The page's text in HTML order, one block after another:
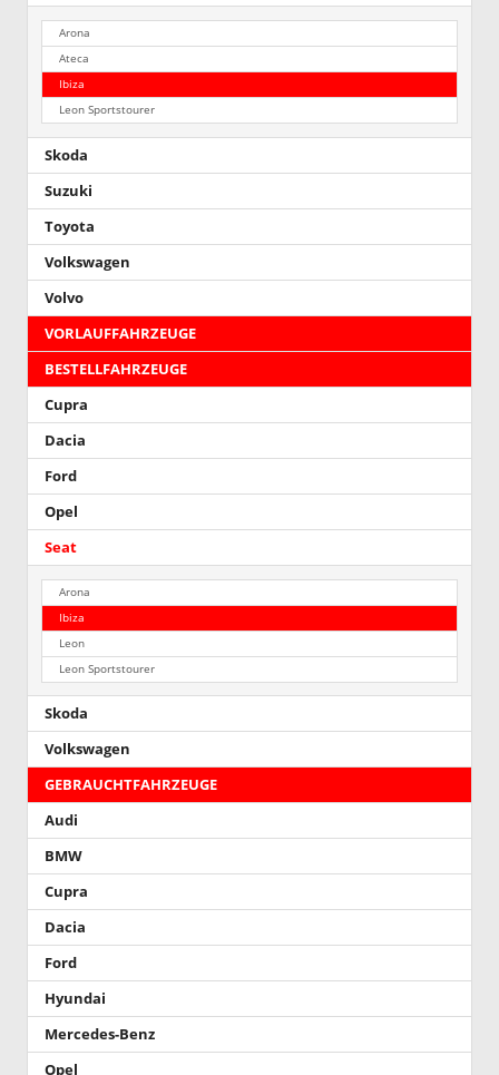
Arona
Ateca
Ibiza
Leon Sportstourer
Skoda
Suzuki
Toyota
Volkswagen
Volvo
VORLAUFFAHRZEUGE
BESTELLFAHRZEUGE
Cupra
Dacia
Ford
Opel
Seat
Arona
Ibiza
Leon
Leon Sportstourer
Skoda
Volkswagen
GEBRAUCHTFAHRZEUGE
Audi
BMW
Cupra
Dacia
Ford
Hyundai
Mercedes-Benz
Opel